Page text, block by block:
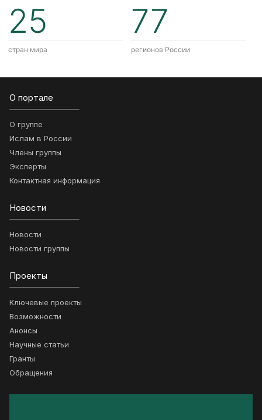
25
стран мира
77
регионов России
О портале
О группе
Ислам в России
Члены группы
Эксперты
Контактная информация
Новости
Новости
Новости группы
Проекты
Ключевые проекты
Возможности
Анонсы
Научные статьи
Гранты
Обращения